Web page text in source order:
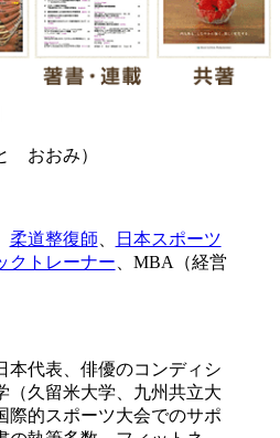
おおみ）
柔道整復師
日本スポーツ
クトレーナー 、MBA（経営
本代表、俳優のコンディシ
（久留米大学、九州共立大
際的スポーツ大会でのサポ